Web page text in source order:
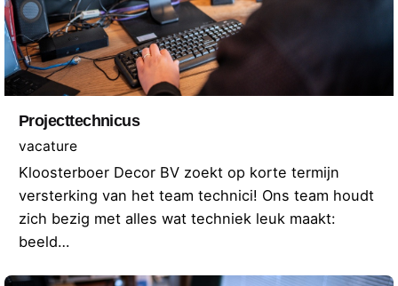
Projecttechnicus
vacature
Kloosterboer Decor BV zoekt op korte termijn
versterking van het team technici! Ons team houdt
zich bezig met alles wat techniek leuk maakt:
beeld…